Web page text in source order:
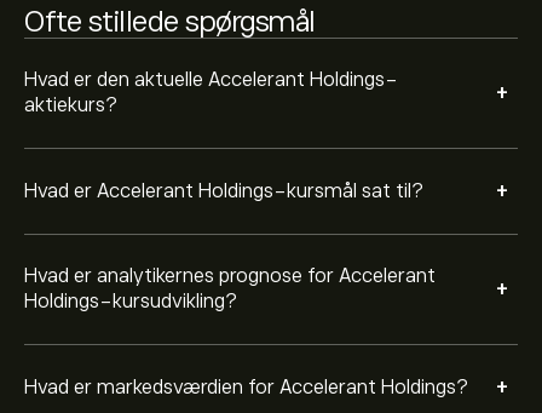
Ofte stillede spørgsmål
Hvad er den aktuelle Accelerant Holdings-
aktiekurs?
+
Hvad er Accelerant Holdings-kursmål sat til? +
Hvad er analytikernes prognose for Accelerant
Holdings-kursudvikling?
+
Hvad er markedsværdien for Accelerant Holdings? +
sidste 3 måneder er den overordnede konsensus
Stærkt køb.